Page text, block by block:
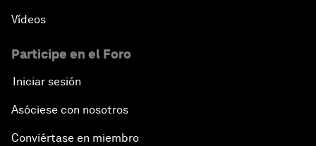
Vídeos
Participe en el Foro
Iniciar sesión
Asóciese con nosotros
Conviértase en miembro